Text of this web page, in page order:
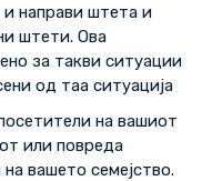
и направи штета и
штети. Ова
за такви ситуации
од таа ситуација
на вашиот
или повреда
вашето семејство.